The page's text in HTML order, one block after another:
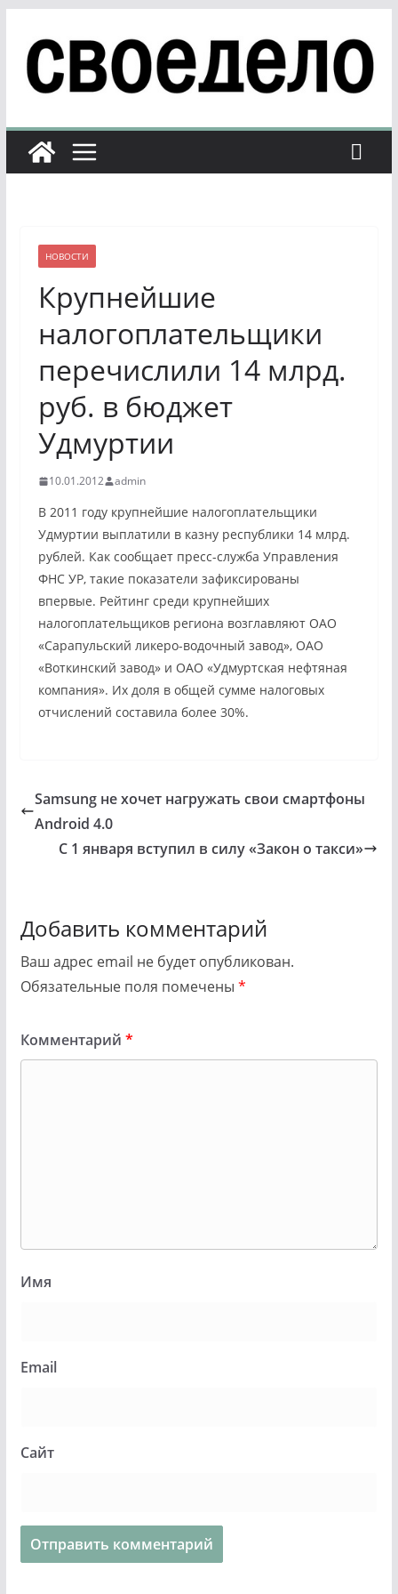
содержимому
НОВОСТИ
Крупнейшие
налогоплательщики
перечислили 14 млрд.
руб. в бюджет
Удмуртии
10.01.2012 admin
В 2011 году крупнейшие налогоплательщики
Удмуртии выплатили в казну республики 14 млрд.
рублей. Как сообщает пресс-служба Управления
ФНС УР, такие показатели зафиксированы
впервые. Рейтинг среди крупнейших
налогоплательщиков региона возглавляют ОАО
«Сарапульский ликеро-водочный завод», ОАО
«Воткинский завод» и ОАО «Удмуртская нефтяная
компания». Их доля в общей сумме налоговых
отчислений составила более 30%.
Samsung не хочет нагружать свои смартфоны
Android 4.0
С 1 января вступил в силу «Закон о такси»
Добавить комментарий
Ваш адрес email не будет опубликован.
Обязательные поля помечены *
Комментарий *
Имя
Email
Сайт